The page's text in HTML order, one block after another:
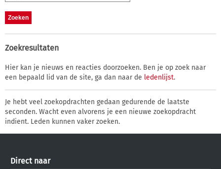
Zoekresultaten
Hier kan je nieuws en reacties doorzoeken. Ben je op zoek naar
een bepaald lid van de site, ga dan naar de ledenlijst.
Je hebt veel zoekopdrachten gedaan gedurende de laatste
seconden. Wacht even alvorens je een nieuwe zoekopdracht
indient. Leden kunnen vaker zoeken.
Direct naar